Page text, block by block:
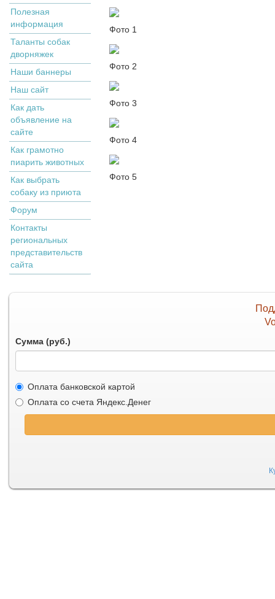
Полезная
информация
Таланты собак
дворняжек
Наши баннеры
Наш сайт
Как дать
объявление на
сайте
Как грамотно
пиарить животных
Как выбрать
собаку из приюта
Форум
Контакты
региональных
представительств
сайта
Фото 1
Фото 2
Фото 3
Фото 4
Фото 5
Сумма (руб.)
Оплата банковской картой
Оплата со счета Яндекс.Денег